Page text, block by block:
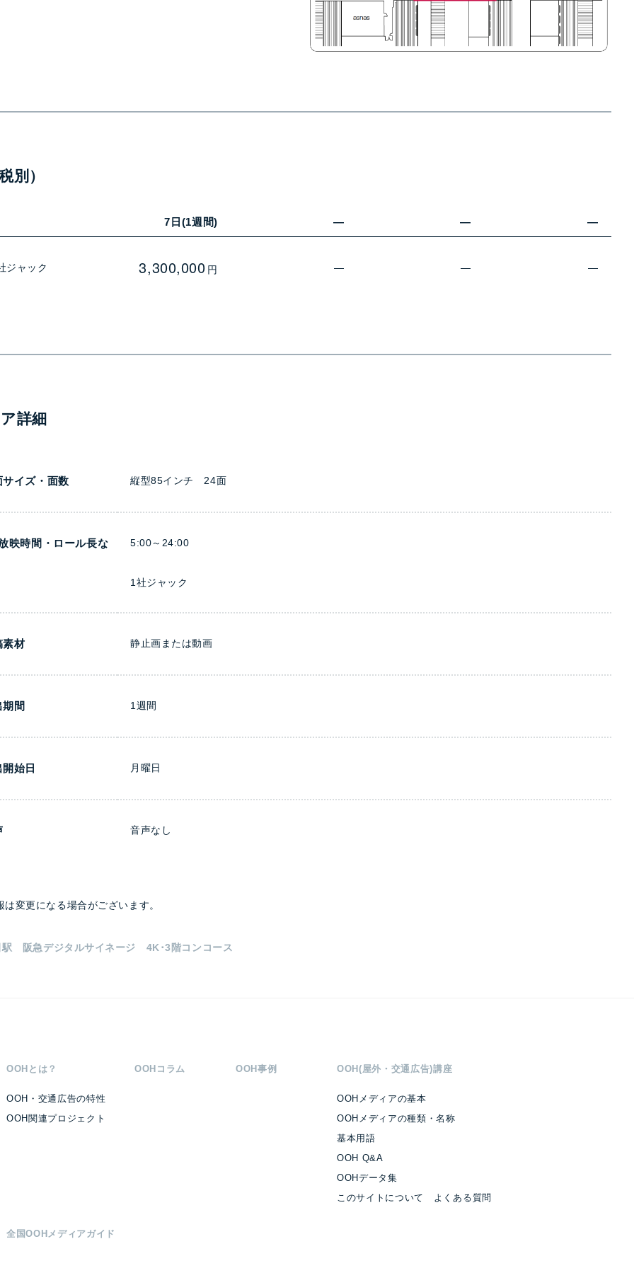
別）
7日(1週間) — — —
ジャック 3,300,000 円 — — —
詳細
サイズ・面数 縦型85インチ 24面
映時間・ロール長な
5:00～24:00
1社ジャック
素材 静止画または動画
間 1週間
始日 月曜日
音声なし
は変更になる場合がございます。
阪急デジタルサイネージ 4K･3階コンコース
OOHとは？
OOH・交通広告の特性
OOH関連プロジェクト
OOHコラム OOH事例 OOH(屋外・交通広告)講座
OOHメディアの基本
OOHメディアの種類・名称
基本用語
OOH Q&A
OOHデータ集
このサイトについて よくある質問
全国OOHメディアガイド